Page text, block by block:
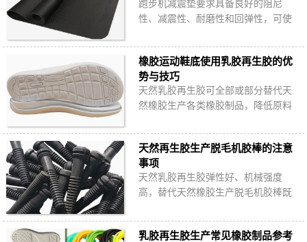
跑步机减震垫要求具备良好的阻尼
性、减震性、耐磨性和回弹性，可使
理替代天然橡胶生产跑步机减震垫，
可以有效降低原…
橡胶运动鞋底使用乳胶再生胶的优
势与技巧
天然乳胶再生胶可全部或部分替代天
然橡胶生产各类橡胶制品，降低原料
运动鞋底掺用乳胶再生胶有哪些好
处？
天然再生胶生产脱毛机胶棒的注意
事项
天然乳胶再生胶弹性好、机械强度
高，替代天然橡胶生产脱毛机胶棒既
工艺性能，降低生产能耗。
乳胶再生胶生产常见橡胶制品参考